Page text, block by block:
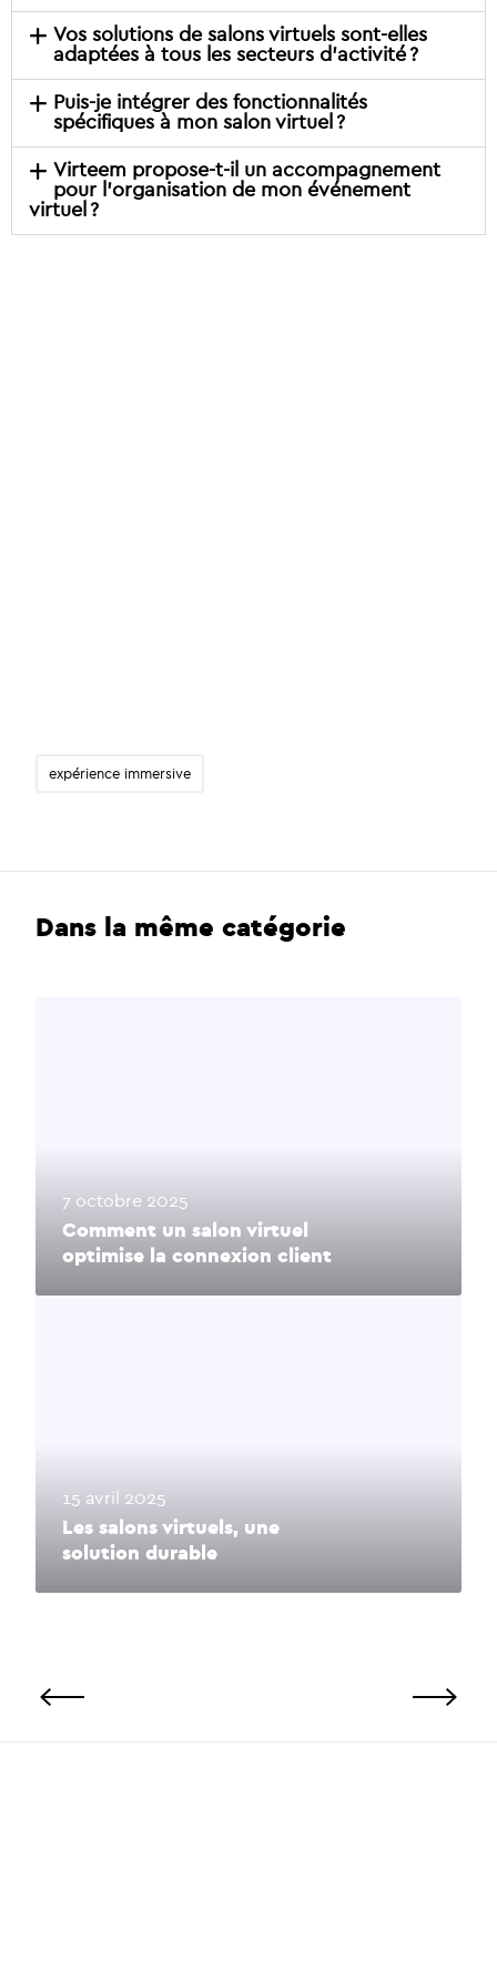
Vos solutions de salons virtuels sont-elles
adaptées à tous les secteurs d’activité ?
Puis-je intégrer des fonctionnalités
spécifiques à mon salon virtuel ?
Virteem propose-t-il un accompagnement
pour l’organisation de mon événement
virtuel ?
expérience immersive
Dans la même catégorie
7 octobre 2025
Comment un salon virtuel
optimise la connexion client
15 avril 2025
Les salons virtuels, une
solution durable